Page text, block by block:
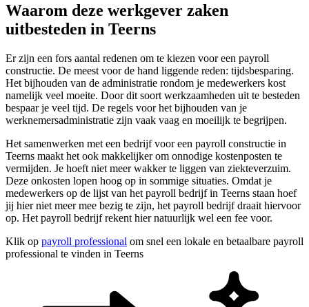
Waarom deze werkgever zaken
uitbesteden in Teerns
Er zijn een fors aantal redenen om te kiezen voor een payroll
constructie. De meest voor de hand liggende reden: tijdsbesparing.
Het bijhouden van de administratie rondom je medewerkers kost
namelijk veel moeite. Door dit soort werkzaamheden uit te besteden
bespaar je veel tijd. De regels voor het bijhouden van je
werknemersadministratie zijn vaak vaag en moeilijk te begrijpen.
Het samenwerken met een bedrijf voor een payroll constructie in
Teerns maakt het ook makkelijker om onnodige kostenposten te
vermijden. Je hoeft niet meer wakker te liggen van ziekteverzuim.
Deze onkosten lopen hoog op in sommige situaties. Omdat je
medewerkers op de lijst van het payroll bedrijf in Teerns staan hoef
jij hier niet meer mee bezig te zijn, het payroll bedrijf draait hiervoor
op. Het payroll bedrijf rekent hier natuurlijk wel een fee voor.
Klik op payroll professional om snel een lokale en betaalbare payroll
professional te vinden in Teerns